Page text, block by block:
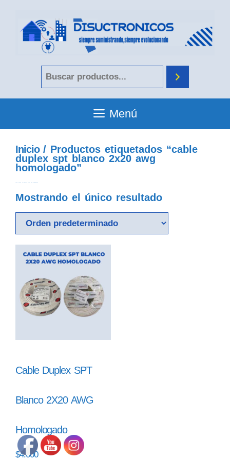
Menú
Inicio/ Productos etiquetados “cable
duplex spt blanco 2x20 awg
homologado”
Mostrando el único resultado
Cable Duplex SPT
Blanco 2X20 AWG
Homologado
$4.000